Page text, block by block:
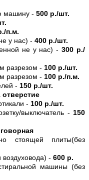
машину - 500 р./шт.
п.м.
у нас) - 400 р./шт.
не у нас) -300 р./
разрезом - 100 р./шт.
разрезом - 100 р./п.м.
- 150 р./шт.
отверстие
- 100 р./шт.
выключатель - 150
стоящей плиты(без
воздуховода) - 600 р.
машины (без